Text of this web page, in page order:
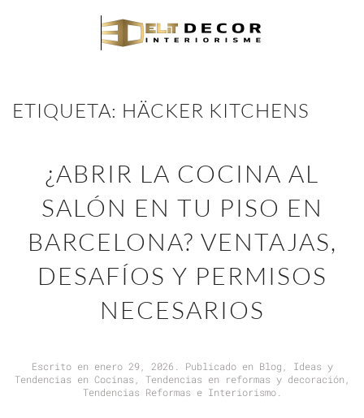
ETIQUETA: HÄCKER KITCHENS
¿ABRIR LA COCINA AL
SALÓN EN TU PISO EN
BARCELONA? VENTAJAS,
DESAFÍOS Y PERMISOS
NECESARIOS
Escrito en enero 29, 2026 . Publicado en Blog
Ideas y
Tendencias en Cocinas
Tendencias en reformas y decoración
Tendencias Reformas e Interiorismo.